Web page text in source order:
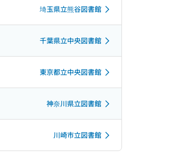
埼玉県立熊谷図書館
千葉県立中央図書館
東京都立中央図書館
神奈川県立図書館
川崎市立図書館